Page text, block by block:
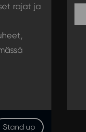
rajat ja
Stand up